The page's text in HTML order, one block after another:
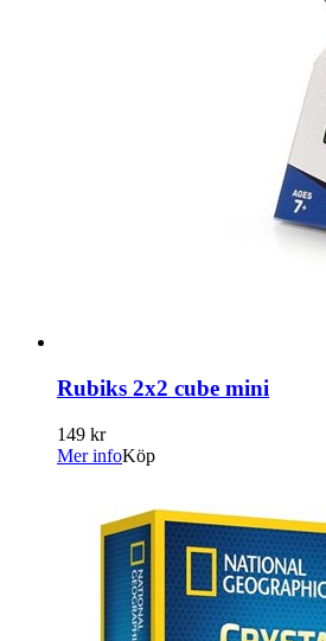
Rubiks 2x2 cube mini
149 kr
Mer infoKöp